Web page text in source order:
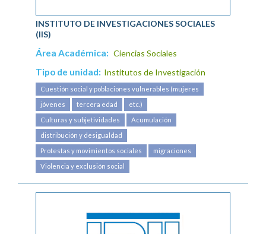
INSTITUTO DE INVESTIGACIONES SOCIALES
(IIS)
Área Académica: Ciencias Sociales
Tipo de unidad: Institutos de Investigación
Cuestión social y poblaciones vulnerables (mujeres
jóvenes
tercera edad
etc.)
Culturas y subjetividades
Acumulación
distribución y desigualdad
Protestas y movimientos sociales
migraciones
Violencia y exclusión social